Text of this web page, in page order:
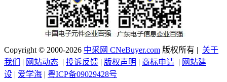
Copyright © 2000-2026 中采网 CNeBuyer.com 版权所有 | 关于
我们
| 网站动态 | 投诉反馈 | 版权声明 | 商标申请 | 网站建
设 | 爱学海 | 粤ICP备09029428号